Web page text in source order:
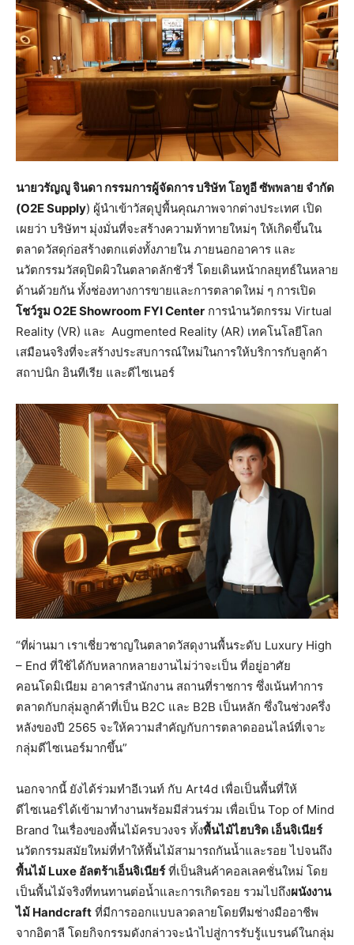
นายวรัญญู จินดา กรรมการผู้จัดการ บริษัท โอทูอี ซัพพลาย จำกัด
(O2E Supply) ผู้นำเข้าวัสดุปูพื้นคุณภาพจากต่างประเทศ เปิด
เผยว่า บริษัทฯ มุ่งมั่นที่จะสร้างความท้าทายใหม่ๆ ให้เกิดขึ้นใน
ตลาดวัสดุก่อสร้างตกแต่งทั้งภายใน ภายนอกอาคาร และ
นวัตกรรมวัสดุปิดผิวในตลาดลักชัวรี่ โดยเดินหน้ากลยุทธ์ในหลาย
ด้านด้วยกัน ทั้งช่องทางการขายและการตลาดใหม่ ๆ การเปิด
โชว์รูม O2E Showroom FYI Center การนำนวัตกรรม Virtual
Reality (VR) และ Augmented Reality (AR) เทคโนโลยีโลก
เสมือนจริงที่จะสร้างประสบการณ์ใหม่ในการให้บริการกับลูกค้า
สถาปนิก อินทีเรีย และดีไซเนอร์
“ที่ผ่านมา เราเชี่ยวชาญในตลาดวัสดุงานพื้นระดับ Luxury High
– End ที่ใช้ได้กับหลากหลายงานไม่ว่าจะเป็น ที่อยู่อาศัย
คอนโดมิเนียม อาคารสำนักงาน สถานที่ราชการ ซึ่งเน้นทำการ
ตลาดกับกลุ่มลูกค้าที่เป็น B2C และ B2B เป็นหลัก ซึ่งในช่วงครึ่ง
หลังของปี 2565 จะให้ความสำคัญกับการตลาดออนไลน์ที่เจาะ
กลุ่มดีไซเนอร์มากขึ้น”
นอกจากนี้ ยังได้ร่วมทำอีเวนท์ กับ Art4d เพื่อเป็นพื้นที่ให้
ดีไซเนอร์ได้เข้ามาทำงานพร้อมมีส่วนร่วม เพื่อเป็น Top of Mind
Brand ในเรื่องของพื้นไม้ครบวงจร ทั้งพื้นไม้ไฮบริด เอ็นจิเนียร์
นวัตกรรมสมัยใหม่ที่ทำให้พื้นไม้สามารถกันน้ำและรอย ไปจนถึง
พื้นไม้ Luxe อัลตร้าเอ็นจิเนียร์ที่เป็นสินค้าคอลเลคชั่นใหม่ โดย
เป็นพื้นไม้จริงที่ทนทานต่อน้ำและการเกิดรอย รวมไปถึงผนังงาน
ไม้ Handcraft ที่มีการออกแบบลวดลายโดยทีมช่างมืออาชีพ
จากอิตาลี โดยกิจกรรมดังกล่าวจะนำไปสู่การรับรู้แบรนด์ในกลุ่ม